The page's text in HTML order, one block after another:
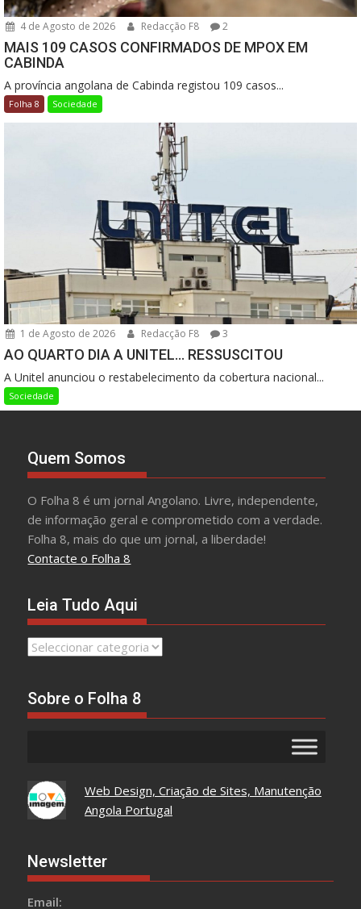
4 de Agosto de 2026 Redacção F8 2
MAIS 109 CASOS CONFIRMADOS DE MPOX EM
CABINDA
A província angolana de Cabinda registou 109 casos...
Folha 8 Sociedade
1 de Agosto de 2026 Redacção F8 3
AO QUARTO DIA A UNITEL… RESSUSCITOU
A Unitel anunciou o restabelecimento da cobertura nacional...
Sociedade
Quem Somos
O Folha 8 é um jornal Angolano. Livre, independente,
de informação geral e comprometido com a verdade.
Folha 8, mais do que um jornal, a liberdade!
Contacte o Folha 8
Leia Tudo Aqui
Leia
Sobre o Folha 8
Web Design, Criação de Sites, Manutenção
Angola Portugal
Newsletter
Email: